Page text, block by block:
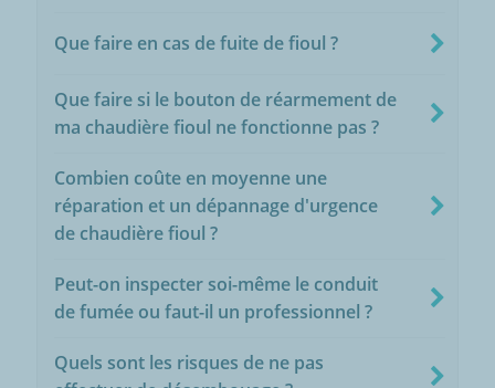
Que faire en cas de fuite de fioul ?
Que faire si le bouton de réarmement de
ma chaudière fioul ne fonctionne pas ?
Combien coûte en moyenne une
réparation et un dépannage d'urgence
de chaudière fioul ?
Peut-on inspecter soi-même le conduit
de fumée ou faut-il un professionnel ?
Quels sont les risques de ne pas